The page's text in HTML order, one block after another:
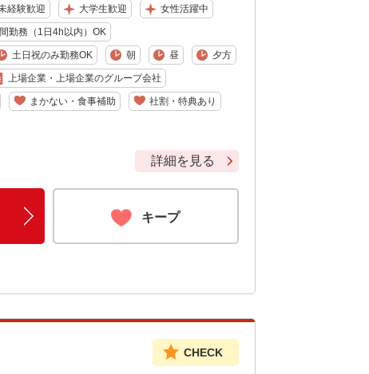
経験歓迎 大学生歓迎 女性活躍中
勤務（1日4h以内）OK
土日祝のみ勤務OK 朝 昼 夕方
上場企業・上場企業のグループ会社
まかない・食事補助 社割・特典あり
詳細を見る
キープ
CHECK